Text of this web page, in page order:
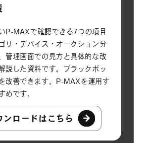
P-MAXで確認できる7つの項目
リ・デバイス・オークション分
管理画面での見方と具体的な改
説した資料です。ブラックボッ
改善できます。P-MAXを運用す
めです。
ンロードはこちら